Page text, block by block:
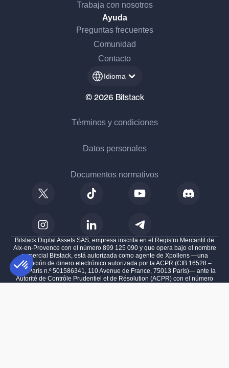
Trabaja con nosotros
Ayuda
Preguntas frecuentes
Comunidad
Contacto
Idioma
© 2026 Bitstack
Términos y condiciones
Datos personales
Documentos normativos
Bitstack Digital Assets SAS, empresa inscrita en el Registro Mercantil de
Aix-en-Provence con el número 899 125 090 y que opera bajo el nombre
comercial Bitstack, está autorizada como agente de Xpollens —una
institución de dinero electrónico autorizada por la ACPR (CIB 16528 –
RCS París n.º 501586341, 110 Avenue de France, 75013 París)— ante la
Autorité de Contrôle Prudentiel et de Résolution (ACPR) con el número